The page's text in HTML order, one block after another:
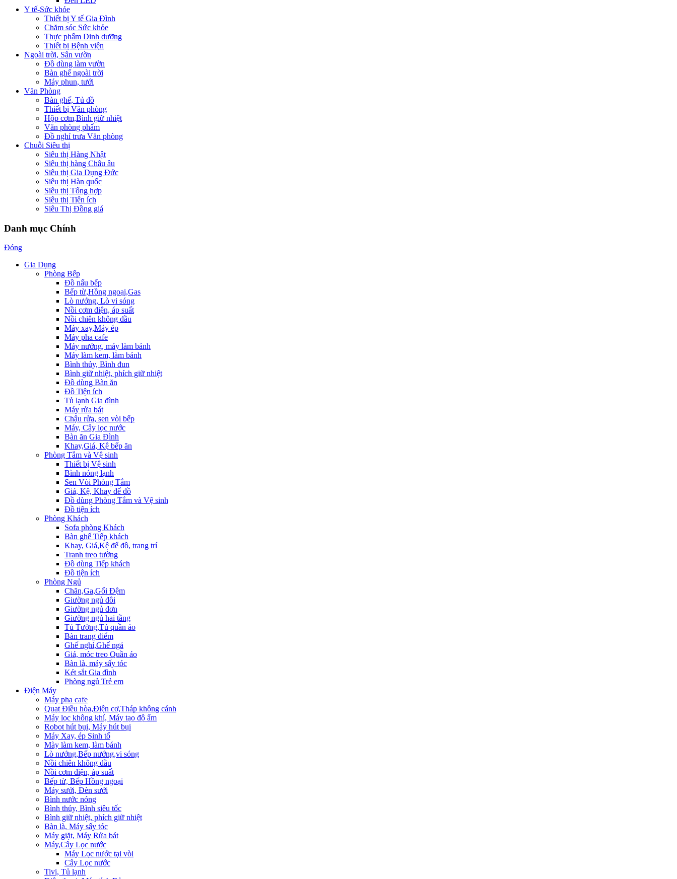
Y tế-Sức khỏe
Thiết bị Y tế Gia Đình
Chăm sóc Sức khỏe
Thực phẩm Dinh dưỡng
Thiết bị Bệnh viện
Ngoài trời, Sân vườn
Đồ dùng làm vườn
Bàn ghế ngoài trời
Máy phun, tưới
Văn Phòng
Bàn ghế, Tủ đồ
Thiết bị Văn phòng
Hộp cơm,Bình giữ nhiệt
Văn phòng phẩm
Đồ nghỉ trưa Văn phòng
Chuỗi Siêu thị
Siêu thị Hàng Nhật
Siêu thị hàng Châu âu
Siêu thị Gia Dụng Đức
Siêu thị Hàn quốc
Siêu thị Tổng hợp
Siêu thị Tiện ích
Siêu Thị Đồng giá
Danh mục Chính
Đóng
Gia Dụng
Phòng Bếp
Đồ nấu bếp
Bếp từ,Hồng ngoại,Gas
Lò nướng, Lò vi sóng
Nồi cơm điện, áp suất
Nồi chiên không dầu
Máy xay,Máy ép
Máy pha cafe
Máy nướng, máy làm bánh
Máy làm kem, làm bánh
Bình thủy, Bình đun
Bình giữ nhiệt, phích giữ nhiệt
Đồ dùng Bàn ăn
Đồ Tiện ích
Tủ lạnh Gia đình
Máy rửa bát
Chậu rửa, sen vòi bếp
Máy, Cây lọc nước
Bàn ăn Gia Đình
Khay,Giá, Kệ bếp ăn
Phòng Tắm và Vệ sinh
Thiết bị Vệ sinh
Bình nóng lạnh
Sen Vòi Phòng Tắm
Giá, Kệ, Khay để đồ
Đồ dùng Phòng Tắm và Vệ sinh
Đồ tiện ích
Phòng Khách
Sofa phòng Khách
Bàn ghế Tiếp khách
Khay, Giá,Kệ để đồ, trang trí
Tranh treo tường
Đồ dùng Tiếp khách
Đồ tiện ích
Phòng Ngủ
Chăn,Ga,Gối Đệm
Giường ngủ đôi
Giường ngủ đơn
Giường ngủ hai tầng
Tủ Tường,Tủ quần áo
Bàn trang điểm
Ghế nghỉ,Ghế ngả
Giá, móc treo Quần áo
Bàn là, máy sấy tóc
Két sắt Gia đình
Phòng ngủ Trẻ em
Điện Máy
Máy pha cafe
Quạt Điều hòa,Điện cơ,Tháp không cánh
Máy lọc không khí, Máy tạo độ ẩm
Robot hút bụi, Máy hút bụi
Máy Xay, ép Sinh tố
Mày làm kem, làm bánh
Lò nướng,Bếp nướng,vi sóng
Nồi chiên không dầu
Nồi cơm điện, áp suất
Bếp từ, Bếp Hồng ngoại
Máy sưởi, Đèn sưởi
Bình nước nóng
Bình thủy, Bình siêu tốc
Bình giữ nhiệt, phích giữ nhiệt
Bàn là, Máy sấy tóc
Máy giặt, Máy Rửa bát
Máy,Cây Lọc nước
Máy Lọc nước tại vòi
Cây Lọc nước
Tivi, Tủ lạnh